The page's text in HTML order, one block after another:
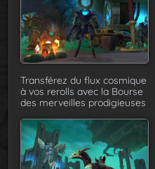
Transférez du flux cosmique
à vos rerolls avec la Bourse
des merveilles prodigieuses